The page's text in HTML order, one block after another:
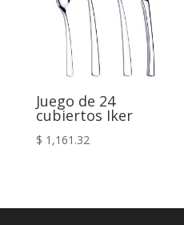
Juego de 24
cubiertos Iker
$ 1,161.32